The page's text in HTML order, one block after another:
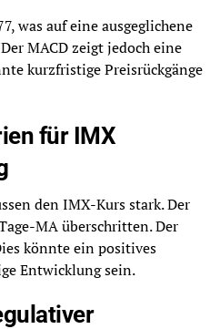
was auf eine ausgeglichene
MACD zeigt jedoch eine
kurzfristige Preisrückgänge
für IMX
den IMX-Kurs stark. Der
MA überschritten. Der
könnte ein positives
Entwicklung sein.